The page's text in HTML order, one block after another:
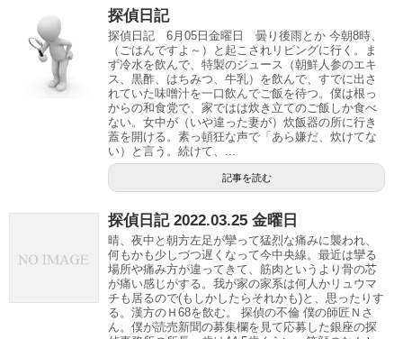
探偵日記
探偵日記 6月05日金曜日 曇り後雨とか 今朝8時、
（ごはんですよ～）と起こされリビングに行く。ま
ず冷水を飲んで、特製のジュース（朝鮮人参のエキ
ス、黒酢、はちみつ、牛乳）を飲んで、すでに出さ
れていた味噌汁を一口飲んでご飯を待つ。僕は根っ
からの和食党で、家ではは炊き立てのご飯しか食べ
ない。女中が（いや違った妻が）炊飯器の所に行き
蓋を開ける。素っ頓狂な声で「あら嫌だ、炊けてな
い）と言う。続けて、...
記事を読む
探偵日記 2022.03.25 金曜日
晴、夜中と朝方左足が攣って猛烈な痛みに襲われ、
何もかも少しづつ遅くなって今中央線。最近は攣る
場所や痛み方が違ってきて、筋肉というより骨の芯
が痛い感じがする。我が家の家系は何人かリュウマ
チも居るので(もしかしたらそれかも)と、思ったりす
る。漢方のＨ68を飲む。 探偵の不倫 僕の師匠Ｎさ
ん。僕が読売新聞の募集欄を見て応募した銀座の探